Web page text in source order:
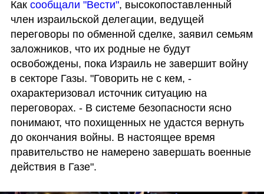
Как сообщали "Вести", высокопоставленный
член израильской делегации, ведущей
переговоры по обменной сделке, заявил семьям
заложников, что их родные не будут
освобождены, пока Израиль не завершит войну
в секторе Газы. "Говорить не с кем, -
охарактеризовал источник ситуацию на
переговорах. - В системе безопасности ясно
понимают, что похищенных не удастся вернуть
до окончания войны. В настоящее время
правительство не намерено завершать военные
действия в Газе".